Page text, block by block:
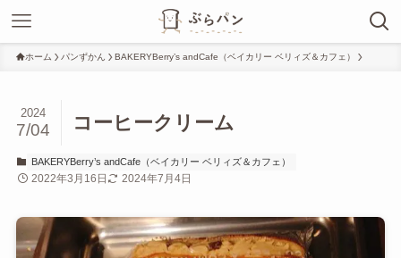
ホーム パンずかん BAKERYBerry’s andCafe（ベイカリー ベリィズ＆カフェ）
コーヒークリーム
2024
7/04
BAKERYBerry’s andCafe（ベイカリー ベリィズ＆カフェ）
2022年3月16日 2024年7月4日